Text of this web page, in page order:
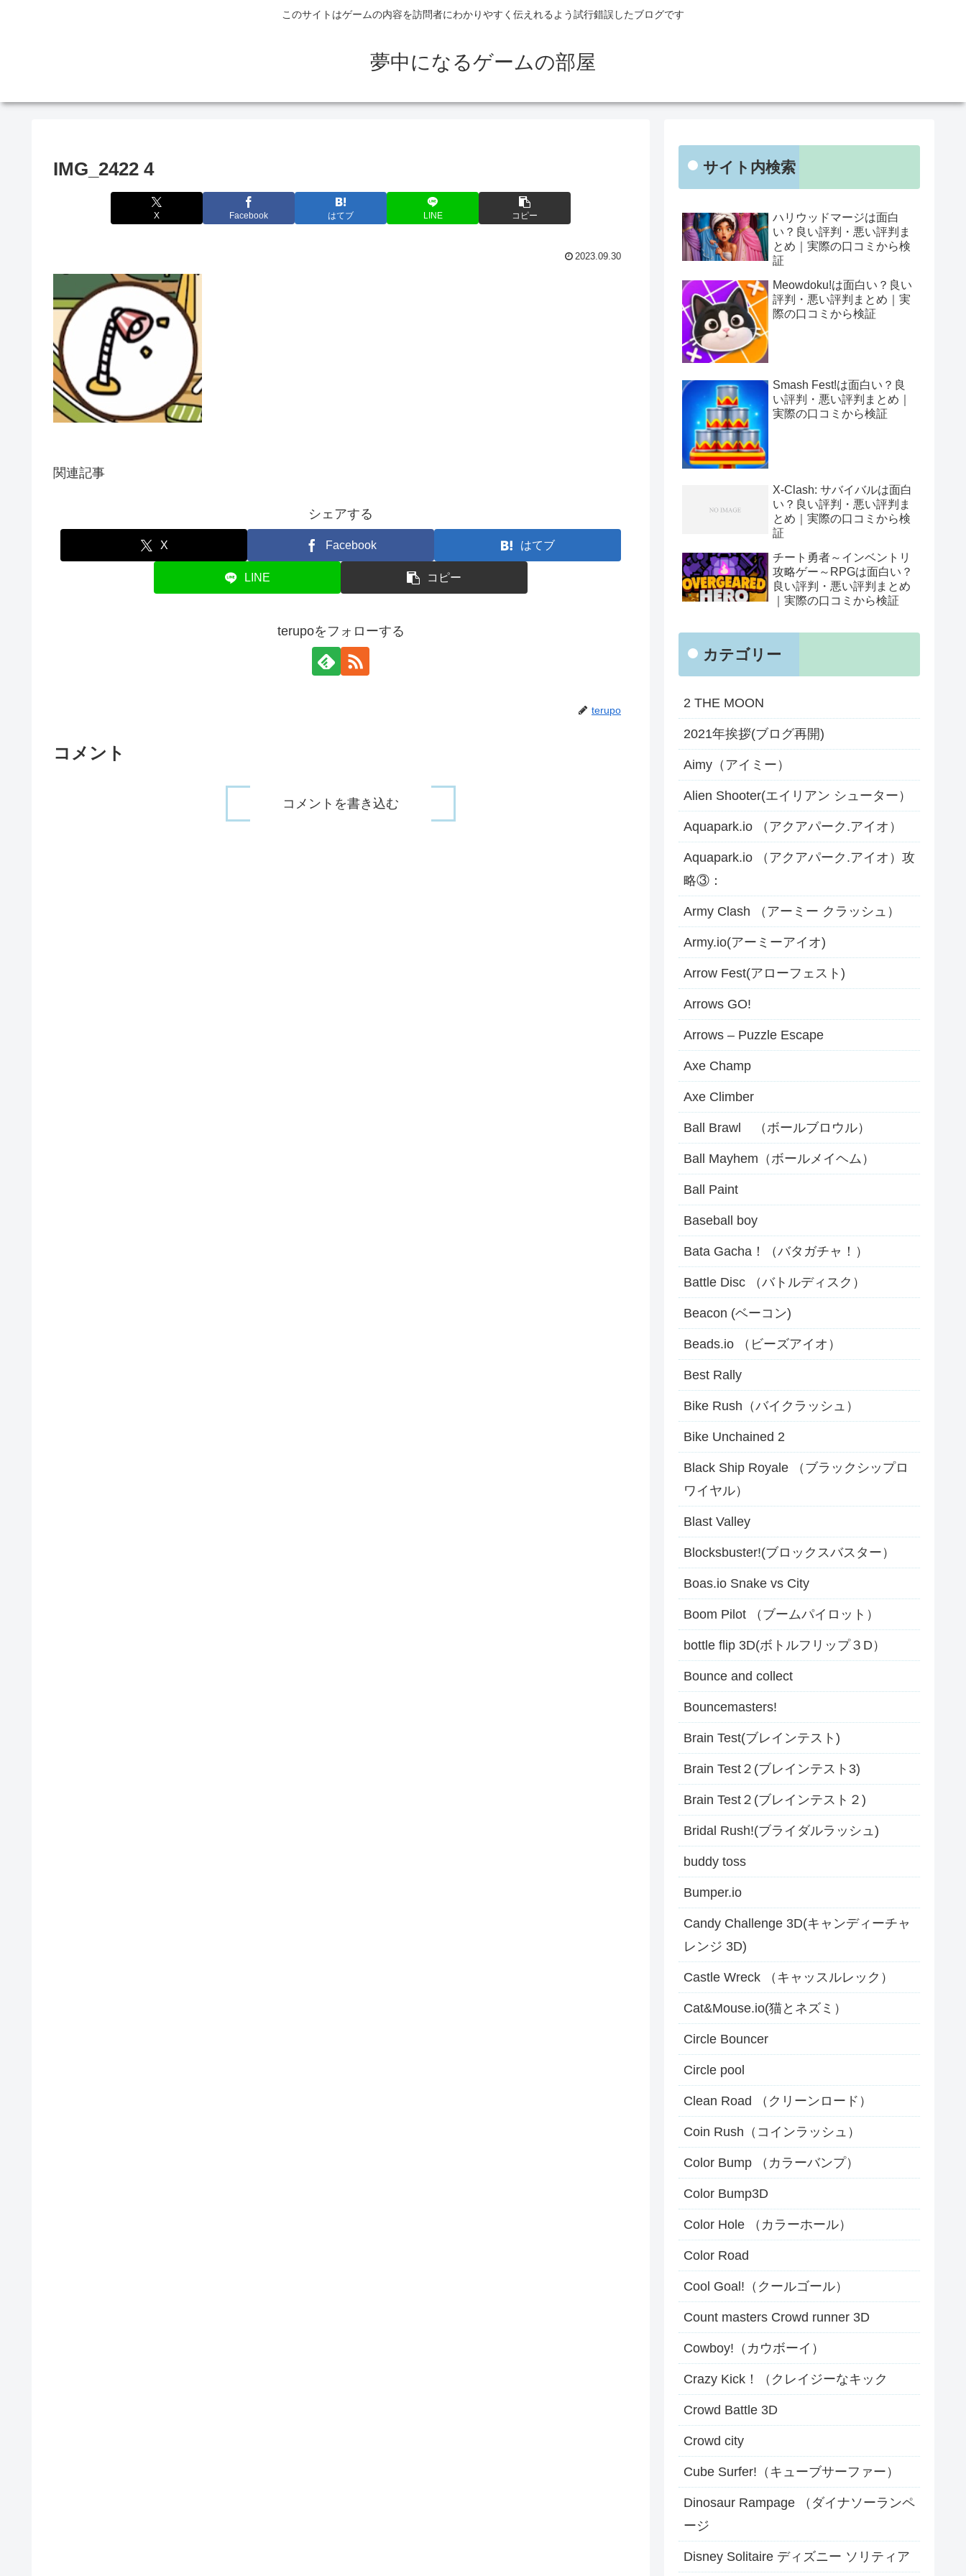
このサイトはゲームの内容を訪問者にわかりやすく伝えれるよう試行錯誤したブログです
夢中になるゲームの部屋
IMG_2422 4
X Facebook はてブ LINE コピー
2023.09.30
関連記事
シェアする
X Facebook はてブ
LINE コピー
terupoをフォローする
terupo
コメント
コメントを書き込む
サイト内検索
ハリウッドマージは面白
い？良い評判・悪い評判ま
とめ｜実際の口コミから検
証
Meowdoku!は面白い？良い
評判・悪い評判まとめ｜実
際の口コミから検証
Smash Fest!は面白い？良
い評判・悪い評判まとめ｜
実際の口コミから検証
X-Clash: サバイバルは面白
い？良い評判・悪い評判ま
とめ｜実際の口コミから検
証
チート勇者～インベントリ
攻略ゲー～RPGは面白い？
良い評判・悪い評判まとめ
｜実際の口コミから検証
カテゴリー
2 THE MOON
2021年挨拶(ブログ再開)
Aimy（アイミー）
Alien Shooter(エイリアン シューター）
Aquapark.io （アクアパーク.アイオ）
Aquapark.io （アクアパーク.アイオ）攻
略③：
Army Clash （アーミー クラッシュ）
Army.io(アーミーアイオ)
Arrow Fest(アローフェスト)
Arrows GO!
Arrows – Puzzle Escape
Axe Champ
Axe Climber
Ball Brawl （ボールブロウル）
Ball Mayhem（ボールメイヘム）
Ball Paint
Baseball boy
Bata Gacha！（バタガチャ！）
Battle Disc （バトルディスク）
Beacon (ベーコン)
Beads.io （ビーズアイオ）
Best Rally
Bike Rush（バイクラッシュ）
Bike Unchained 2
Black Ship Royale （ブラックシップロ
ワイヤル）
Blast Valley
Blocksbuster!(ブロックスバスター）
Boas.io Snake vs City
Boom Pilot （ブームパイロット）
bottle flip 3D(ボトルフリップ３D）
Bounce and collect
Bouncemasters!
Brain Test(ブレインテスト)
Brain Test２(ブレインテスト3)
Brain Test２(ブレインテスト２)
Bridal Rush!(ブライダルラッシュ)
buddy toss
Bumper.io
Candy Challenge 3D(キャンディーチャ
レンジ 3D)
Castle Wreck （キャッスルレック）
Cat&Mouse.io(猫とネズミ）
Circle Bouncer
Circle pool
Clean Road （クリーンロード）
Coin Rush（コインラッシュ）
Color Bump （カラーバンプ）
Color Bump3D
Color Hole （カラーホール）
Color Road
Cool Goal!（クールゴール）
Count masters Crowd runner 3D
Cowboy!（カウボーイ）
Crazy Kick！（クレイジーなキック
Crowd Battle 3D
Crowd city
Cube Surfer!（キューブサーファー）
Dinosaur Rampage （ダイナソーランペ
ージ
Disney Solitaire ディズニー ソリティア